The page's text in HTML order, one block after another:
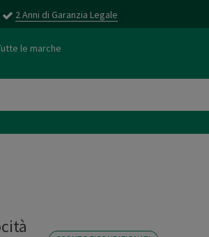
2 Anni di Garanzia Legale
le marche